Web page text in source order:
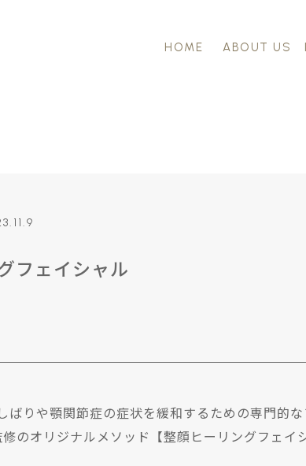
フェイシャル
ばりや顎関節症の症状を緩和するための専門的
のオリジナルメソッド【整顔ヒーリングフェイ
HOME ABOUT US